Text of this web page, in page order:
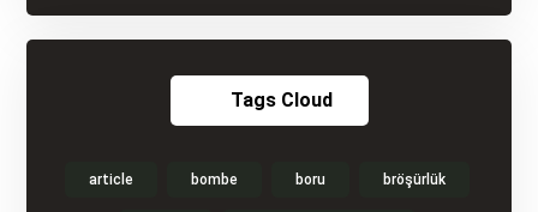
Tags Cloud
article bombe boru bröşürlük